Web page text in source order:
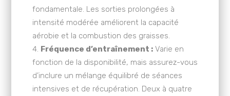
fondamentale. Les sorties prolongées à
intensité modérée améliorent la capacité
aérobie et la combustion des graisses.
Fréquence d’entraînement :Varie en
fonction de la disponibilité, mais assurez-vous
d’inclure un mélange équilibré de séances
intensives et de récupération. Deux à quatre